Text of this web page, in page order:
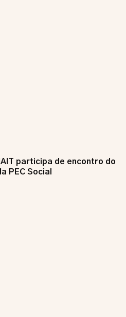
participa de encontro do
PEC Social